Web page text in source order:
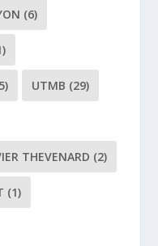
(6)
UTMB (29)
THEVENARD (2)
(1)